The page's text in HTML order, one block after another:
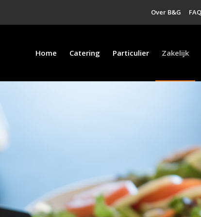
Over B&G FAQ
Home Catering Particulier Zakelijk